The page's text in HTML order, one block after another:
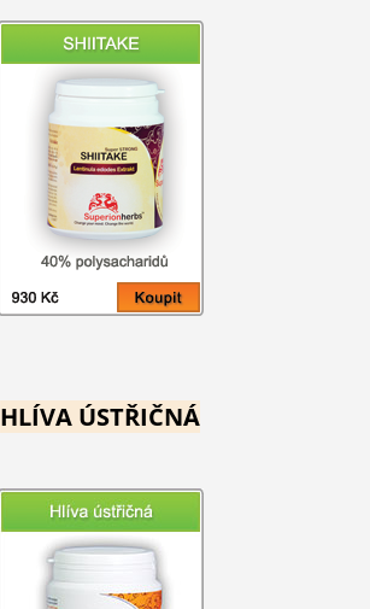
HLÍVA ÚSTŘIČNÁ